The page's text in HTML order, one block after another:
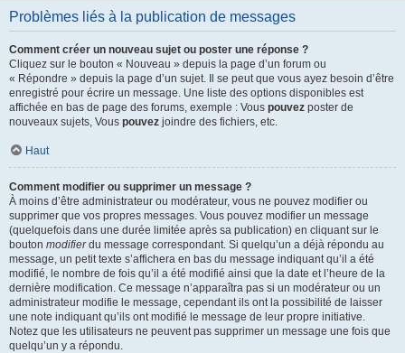
Problèmes liés à la publication de messages
Comment créer un nouveau sujet ou poster une réponse ?
Cliquez sur le bouton « Nouveau » depuis la page d’un forum ou
« Répondre » depuis la page d’un sujet. Il se peut que vous ayez besoin d’être
enregistré pour écrire un message. Une liste des options disponibles est
affichée en bas de page des forums, exemple : Vous pouvez poster de
nouveaux sujets, Vous pouvez joindre des fichiers, etc.
Haut
Comment modifier ou supprimer un message ?
À moins d’être administrateur ou modérateur, vous ne pouvez modifier ou
supprimer que vos propres messages. Vous pouvez modifier un message
(quelquefois dans une durée limitée après sa publication) en cliquant sur le
bouton modifierdu message correspondant. Si quelqu’un a déjà répondu au
message, un petit texte s’affichera en bas du message indiquant qu’il a été
modifié, le nombre de fois qu’il a été modifié ainsi que la date et l’heure de la
dernière modification. Ce message n’apparaîtra pas si un modérateur ou un
administrateur modifie le message, cependant ils ont la possibilité de laisser
une note indiquant qu’ils ont modifié le message de leur propre initiative.
Notez que les utilisateurs ne peuvent pas supprimer un message une fois que
quelqu’un y a répondu.